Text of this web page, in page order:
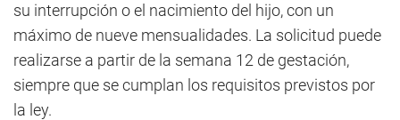
su interrupción o el nacimiento del hijo, con un
máximo de nueve mensualidades. La solicitud puede
realizarse a partir de la semana 12 de gestación,
siempre que se cumplan los requisitos previstos por
la ley.